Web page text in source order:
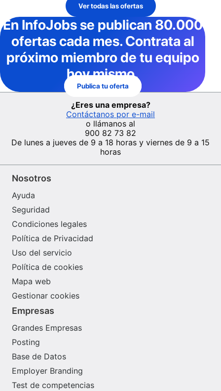
Ver todas las ofertas
En InfoJobsse publican 80.000
ofertas cada mes. Contrata al
próximo miembro de tu equipo
hoy mismo.
Publica tu oferta
¿Eres una empresa?
Contáctanos por e-mail
o llámanos al
900 82 73 82
De lunes a jueves de 9 a 18 horas y viernes de 9 a 15
horas
Nosotros
Ayuda
Seguridad
Condiciones legales
Política de Privacidad
Uso del servicio
Política de cookies
Mapa web
Gestionar cookies
Empresas
Grandes Empresas
Posting
Base de Datos
Employer Branding
Test de competencias